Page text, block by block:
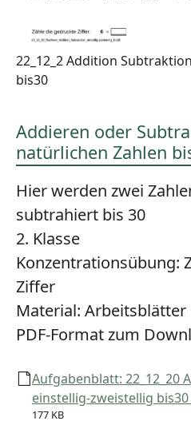
22_12_2 Addition
bis30
Addieren oder
natürlichen Zahlen
Hier werden zwei
subtrahiert bis 30
2. Klasse
Konzentrationsübung:
Ziffer
Material: Arbeitsblätter
PDF-Format zum
Aufgabenblatt: 22_12_20
einstellig-zweistellig
177 KB